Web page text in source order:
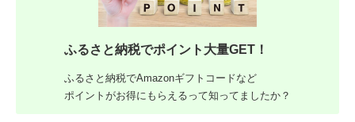
ふるさと納税でポイント大量GET！
ふるさと納税でAmazonギフトコードなど
ポイントがお得にもらえるって知ってましたか？